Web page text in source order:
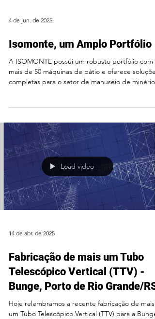
4 de jun. de 2025
Isomonte, um Amplo Portfólio
A ISOMONTE possui um robusto portfólio com
mais de 50 máquinas de pátio e oferece soluções
completas para o setor de manuseio de
Load video
14 de abr. de 2025
Fabricação de mais um Tubo
Telescópico Vertical (TTV) -
Bunge, Porto de Rio Grande/RS
Hoje relembramos a recente fabricação de mais
um Tubo Telescópico Vertical (TTV) para a Bunge,